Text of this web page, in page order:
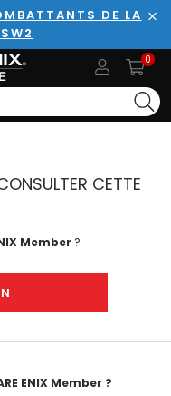
DE LA
0
CETTE
Member ?
ENIX Member ?